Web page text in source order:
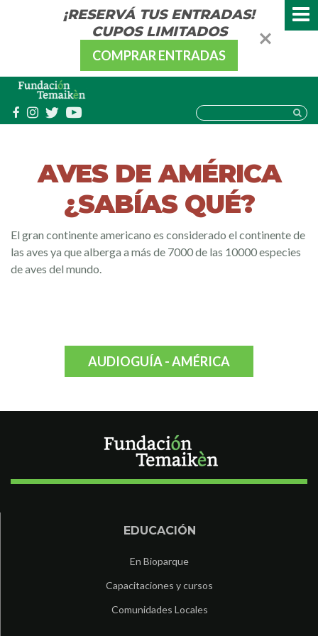
¡RESERVÁ TUS ENTRADAS!
CUPOS LIMITADOS
COMPRAR ENTRADAS
AVES DE AMÉRICA
¿SABÍAS QUÉ?
El gran continente americano es considerado el continente de
las aves ya que alberga a más de 7000 de las 10000 especies
de aves del mundo.
AUDIOGUÍA - AMÉRICA
EDUCACIÓN
En Bioparque
Capacitaciones y cursos
Comunidades Locales